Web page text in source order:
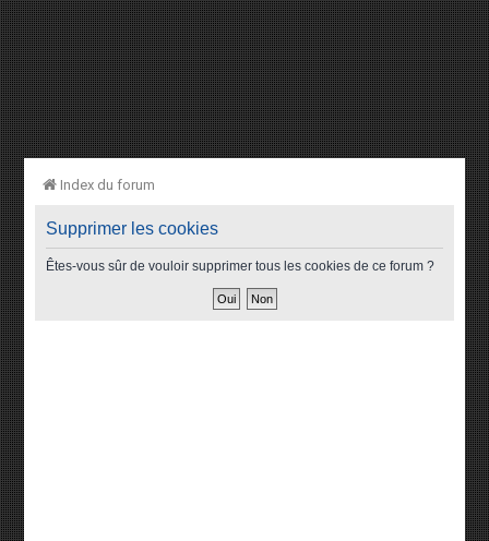
Index du forum
Supprimer les cookies
Êtes-vous sûr de vouloir supprimer tous les cookies de ce forum ?